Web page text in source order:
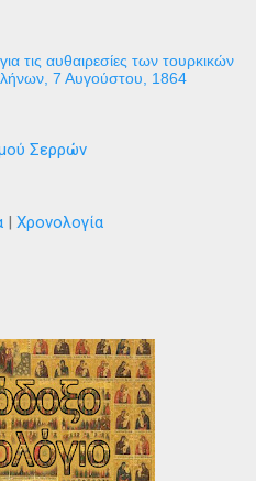
τις αυθαιρεσίες των τουρκικών
7 Αυγούστου, 1864
Σερρών
| Χρονολογία